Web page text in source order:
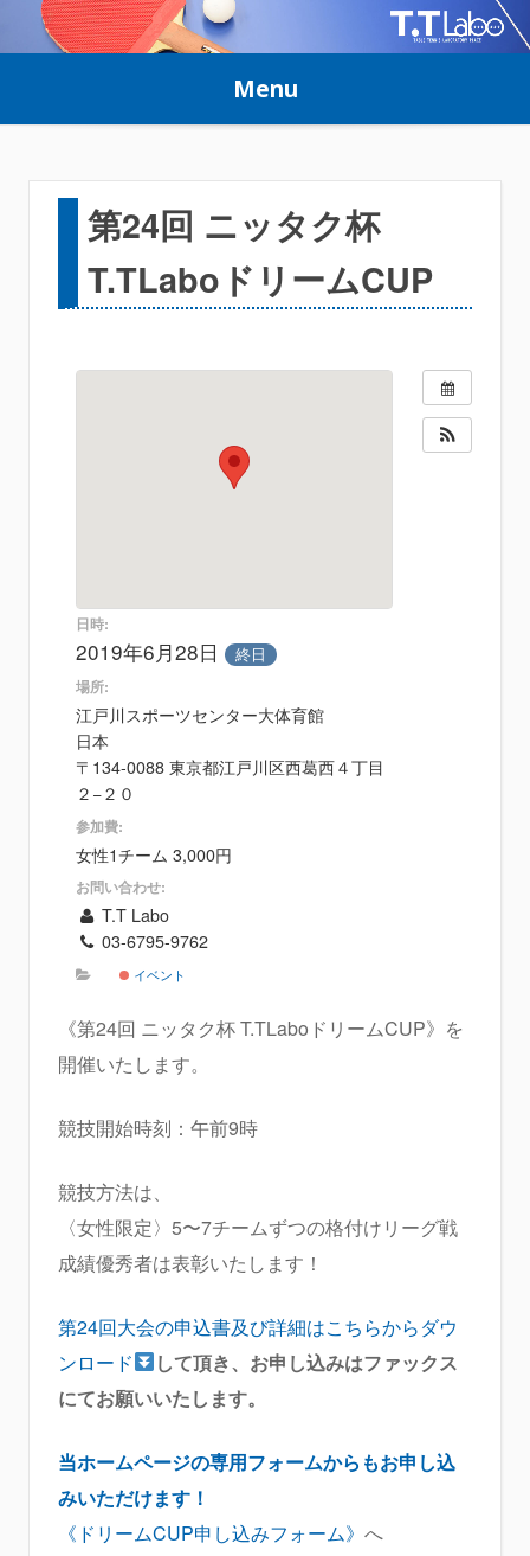
to
Menu
第24回 ニッタク杯
T.TLaboドリームCUP
日時:
2019年6月28日 終日
場所:
江戸川スポーツセンター大体育館
日本
〒134-0088 東京都江戸川区西葛西４丁目
２−２０
参加費:
女性1チーム 3,000円
お問い合わせ:
T.T Labo
03-6795-9762
イベント
《第24回 ニッタク杯 T.TLaboドリームCUP》を
開催いたします。
競技開始時刻：午前9時
競技方法は、
〈女性限定〉5〜7チームずつの格付けリーグ戦
成績優秀者は表彰いたします！
第24回大会の申込書及び詳細はこちらからダウ
ンロード
して頂き、お申し込みはファックス
にてお願いいたします。
当ホームページの専用フォームからもお申し込
みいただけます！
《ドリームCUP申し込みフォーム》 へ